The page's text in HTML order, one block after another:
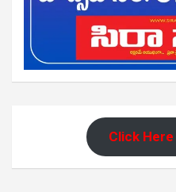
Click